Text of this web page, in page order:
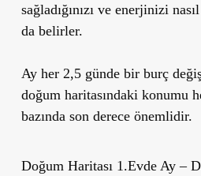
sağladığınızı ve enerjinizi
da belirler.
Ay her 2,5 günde bir burç
doğum haritasındaki konumu
bazında son derece önemlidir.
Doğum Haritası 1.Evde Ay –